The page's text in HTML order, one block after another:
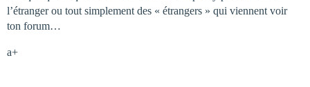
l’étranger ou tout simplement des « étrangers » qui viennent voir
ton forum…
a+